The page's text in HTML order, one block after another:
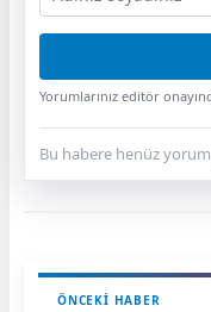
Yorumlarınız editör
Bu habere henüz yorum
ÖNCEKI HABER